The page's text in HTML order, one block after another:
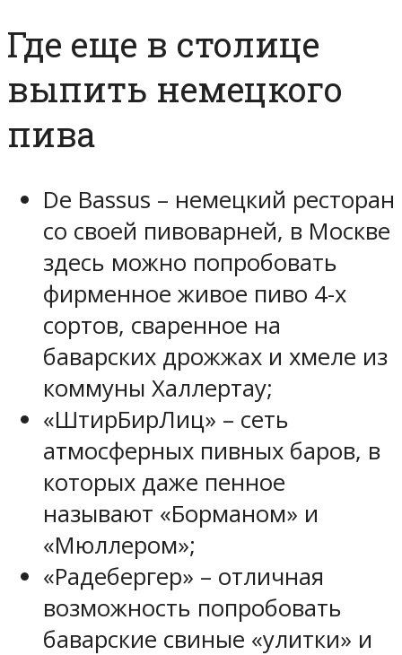
Где еще в столице
выпить немецкого
пива
De Bassus – немецкий ресторан
со своей пивоварней, в Москве
здесь можно попробовать
фирменное живое пиво 4-х
сортов, сваренное на
баварских дрожжах и хмеле из
коммуны Халлертау;
«ШтирБирЛиц» – сеть
атмосферных пивных баров, в
которых даже пенное
называют «Борманом» и
«Мюллером»;
«Радебергер» – отличная
возможность попробовать
баварские свиные «улитки» и